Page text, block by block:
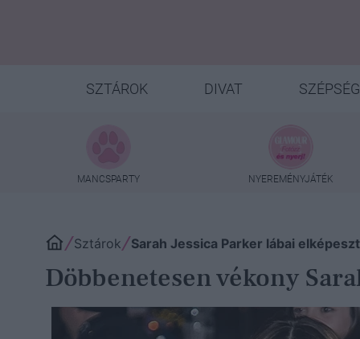
SZTÁROK DIVAT SZÉPSÉG
MANCSPARTY NYEREMÉNYJÁTÉK
Sztárok Sarah Jessica Parker lábai
Döbbenetesen vékony